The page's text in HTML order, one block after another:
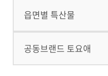
읍면별 특산물
공동브랜드 토요애